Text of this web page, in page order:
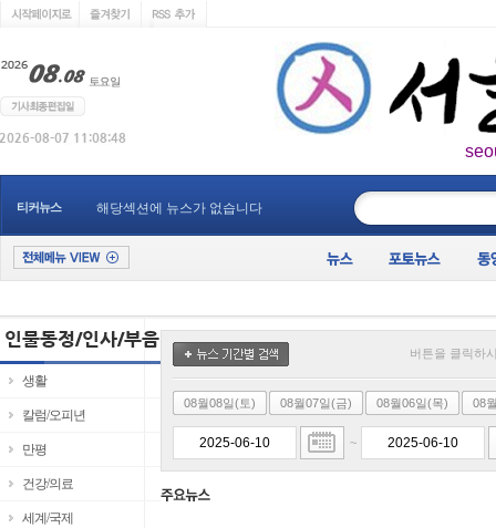
티커뉴스 해당섹션에 뉴스가 없습니다
생활
칼럼/오피년
만평
건강/의료
세계/국제
버튼을 클릭하
08월08일(토) 08월07일(금) 08월06일(목) 08
~